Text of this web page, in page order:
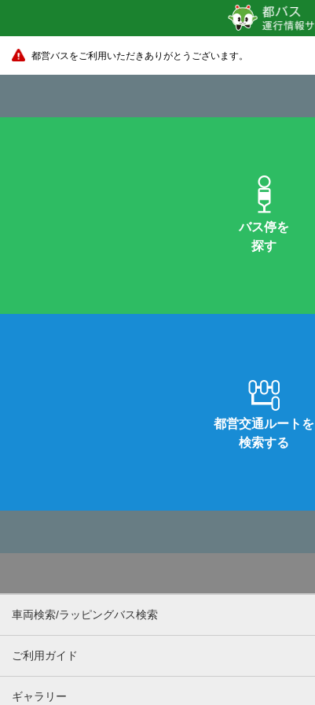
都営バスをご利用いただきありがとうございます。
バス停を
探す
都営交通ルートを
検索する
車両検索/ラッピングバス検索
ご利用ガイド
ギャラリー